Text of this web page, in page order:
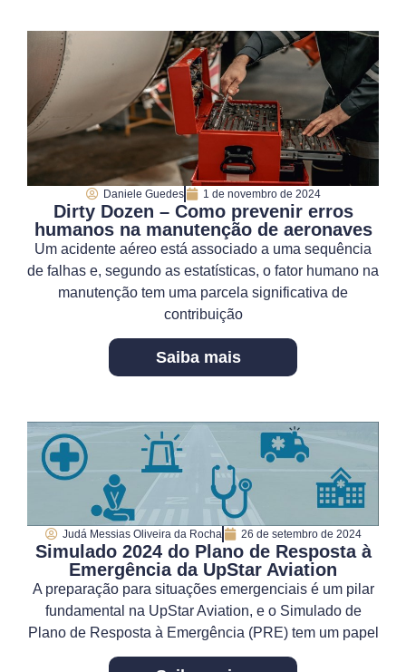
Daniele Guedes 1 de novembro de 2024
Dirty Dozen – Como prevenir erros
humanos na manutenção de aeronaves
Um acidente aéreo está associado a uma sequência
de falhas e, segundo as estatísticas, o fator humano na
manutenção tem uma parcela significativa de
contribuição
Saiba mais
Judá Messias Oliveira da Rocha 26 de setembro de 2024
Simulado 2024 do Plano de Resposta à
Emergência da UpStar Aviation
A preparação para situações emergenciais é um pilar
fundamental na UpStar Aviation, e o Simulado de
Plano de Resposta à Emergência (PRE) tem um papel